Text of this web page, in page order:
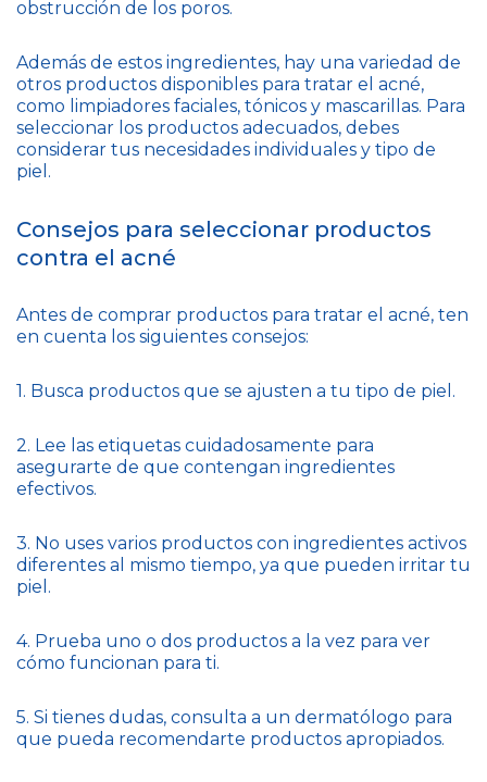
obstrucción de los poros.
Además de estos ingredientes, hay una variedad de
otros productos disponibles para tratar el acné,
como limpiadores faciales, tónicos y mascarillas. Para
seleccionar los productos adecuados, debes
considerar tus necesidades individuales y tipo de
piel.
Consejos para seleccionar productos
contra el acné
Antes de comprar productos para tratar el acné, ten
en cuenta los siguientes consejos:
1. Busca productos que se ajusten a tu tipo de piel.
2. Lee las etiquetas cuidadosamente para
asegurarte de que contengan ingredientes
efectivos.
3. No uses varios productos con ingredientes activos
diferentes al mismo tiempo, ya que pueden irritar tu
piel.
4. Prueba uno o dos productos a la vez para ver
cómo funcionan para ti.
5. Si tienes dudas, consulta a un dermatólogo para
que pueda recomendarte productos apropiados.